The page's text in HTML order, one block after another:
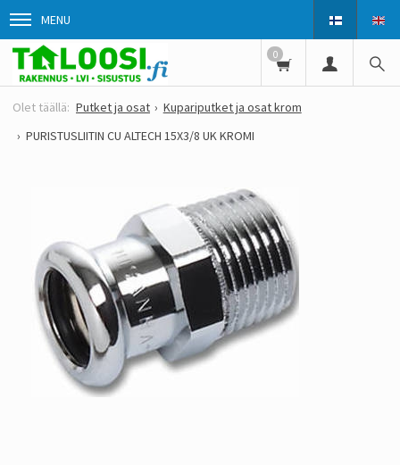
MENU
0
Putket ja osat
Kupariputket ja osat krom
PURISTUSLIITIN CU ALTECH 15X3/8 UK KROMI